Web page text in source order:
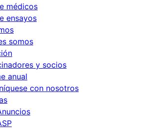
médicos
ensayos
somos
y socios
anual
con nosotros